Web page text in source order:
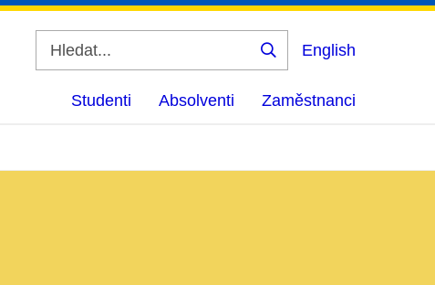
Vyhledat
English
Studenti Absolventi Zaměstnanci